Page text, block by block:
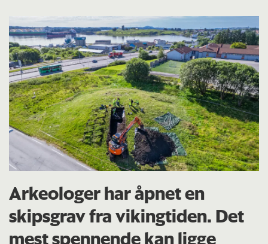
Arkeologer har åpnet en
skipsgrav fra vikingtiden. Det
mest spennende kan ligge